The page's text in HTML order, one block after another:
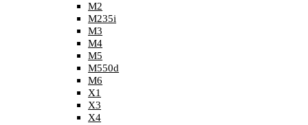
M2
M235i
M3
M4
M5
M550d
M6
X1
X3
X4